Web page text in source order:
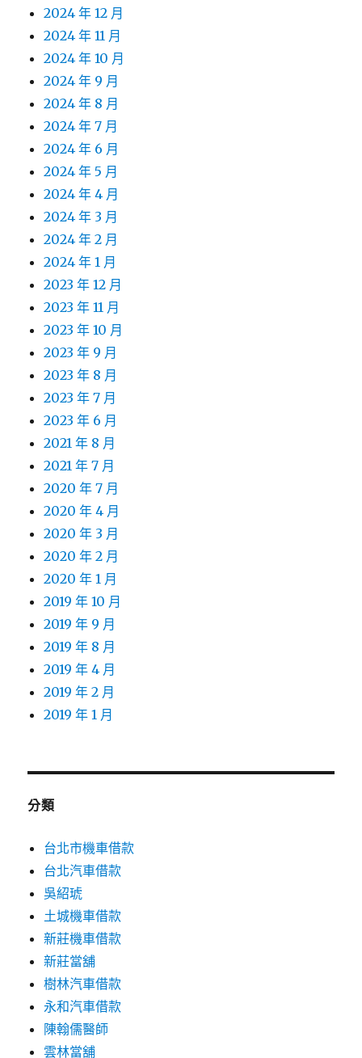
2024 年 12 月
2024 年 11 月
2024 年 10 月
2024 年 9 月
2024 年 8 月
2024 年 7 月
2024 年 6 月
2024 年 5 月
2024 年 4 月
2024 年 3 月
2024 年 2 月
2024 年 1 月
2023 年 12 月
2023 年 11 月
2023 年 10 月
2023 年 9 月
2023 年 8 月
2023 年 7 月
2023 年 6 月
2021 年 8 月
2021 年 7 月
2020 年 7 月
2020 年 4 月
2020 年 3 月
2020 年 2 月
2020 年 1 月
2019 年 10 月
2019 年 9 月
2019 年 8 月
2019 年 4 月
2019 年 2 月
2019 年 1 月
分類
台北市機車借款
台北汽車借款
吳紹琥
土城機車借款
新莊機車借款
新莊當舖
樹林汽車借款
永和汽車借款
陳翰儒醫師
雲林當舖